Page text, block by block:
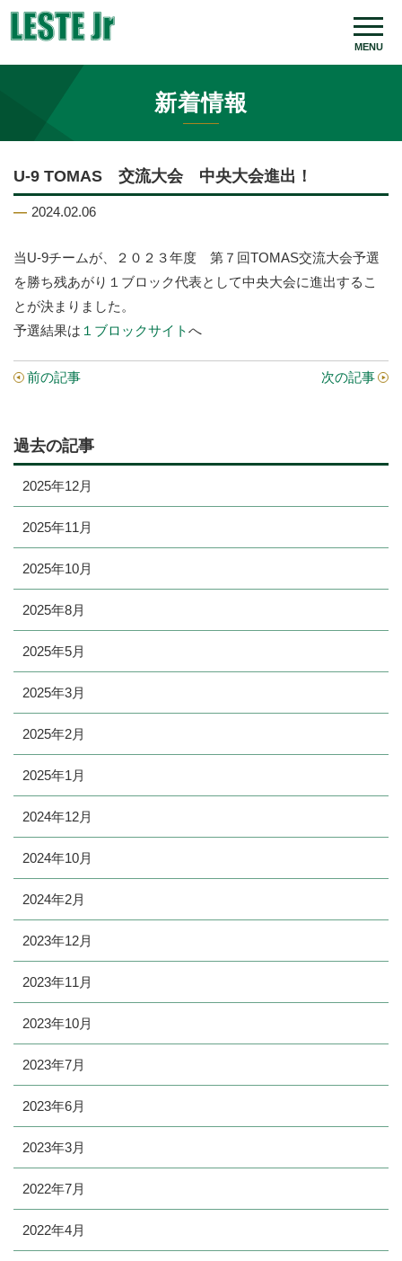
MENU
新着情報
U-9 TOMAS 交流大会 中央大会進出！
2024.02.06
当U-9チームが、２０２３年度 第７回TOMAS交流大会予選
を勝ち残あがり１ブロック代表として中央大会に進出するこ
とが決まりました。
予選結果は １ブロックサイトへ
前の記事 次の記事
過去の記事
2025年12月
2025年11月
2025年10月
2025年8月
2025年5月
2025年3月
2025年2月
2025年1月
2024年12月
2024年10月
2024年2月
2023年12月
2023年11月
2023年10月
2023年7月
2023年6月
2023年3月
2022年7月
2022年4月